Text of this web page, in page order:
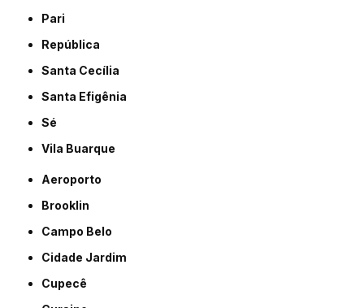
Pari
República
Santa Cecília
Santa Efigênia
Sé
Vila Buarque
Aeroporto
Brooklin
Campo Belo
Cidade Jardim
Cupecê